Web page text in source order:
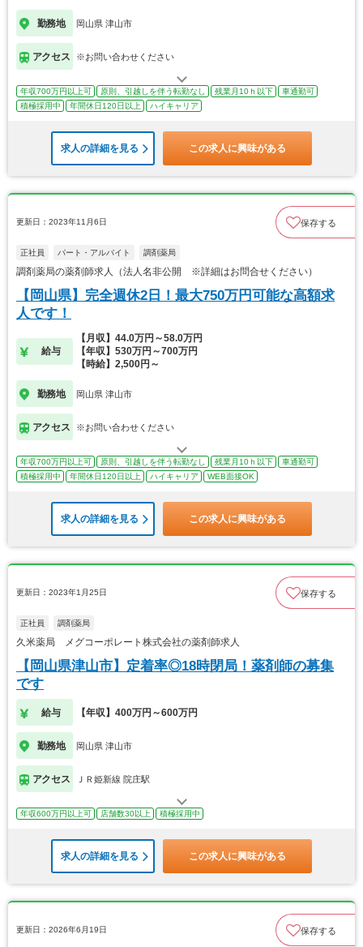
勤務地 岡山県 津山市
アクセス ※お問い合わせください
年収700万円以上可 原則、引越しを伴う転勤なし 残業月10ｈ以下
車通勤可
積極採用中
年間休日120日以上 ハイキャリア
求人の詳細を見る この求人に興味がある
更新日：2023年11月6日 保存する
正社員 パート・アルバイト 調剤薬局
調剤薬局の薬剤師求人（法人名非公開 ※詳細はお問合せください）
【岡山県】完全週休2日！最大750万円可能な高額求
人です！
給与
【月収】44.0万円～58.0万円
【年収】530万円～700万円
【時給】2,500円～
勤務地 岡山県 津山市
アクセス ※お問い合わせください
年収700万円以上可 原則、引越しを伴う転勤なし 残業月10ｈ以下
車通勤可
積極採用中
年間休日120日以上 ハイキャリア WEB面接OK
求人の詳細を見る この求人に興味がある
更新日：2023年1月25日 保存する
正社員 調剤薬局
久米薬局 メグコーポレート株式会社の薬剤師求人
【岡山県津山市】定着率◎18時閉局！薬剤師の募集
です
給与 【年収】400万円～600万円
勤務地 岡山県 津山市
アクセス ＪＲ姫新線 院庄駅
年収600万円以上可 店舗数30以上 積極採用中
求人の詳細を見る この求人に興味がある
更新日：2026年6月19日 保存する